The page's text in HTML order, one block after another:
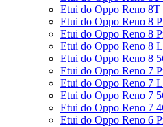
Etui do Oppo Reno 8T
Etui do Oppo Reno 8
Etui do Oppo Reno 8
Etui do Oppo Reno 8
Etui do Oppo Reno 8
Etui do Oppo Reno 7
Etui do Oppo Reno 7
Etui do Oppo Reno 7
Etui do Oppo Reno 7
Etui do Oppo Reno 6